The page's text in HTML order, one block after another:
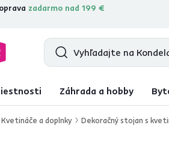
zadarmo nad 199 €
4,7 31 285overených produktových recenzií
Záhrada a hobby
Kvetináče a doplnky Dekoračný stojan s